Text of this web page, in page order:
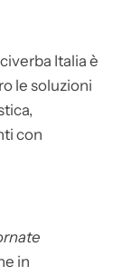
Italia è
le soluzioni
con
in